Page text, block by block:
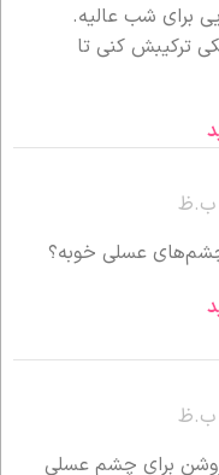
برای شب عالیه.
ترکیبش کنی تا
عسلی خوبه؟
برای چشم عسلی